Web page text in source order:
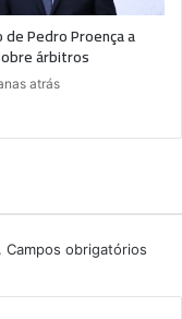
de Pedro Proença a
árbitros
atrás
Campos obrigatórios